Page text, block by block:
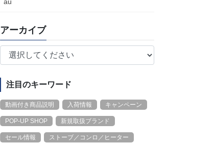
アーカイブ
注目のキーワード
動画付き商品説明 入荷情報 キャンペーン
POP-UP SHOP 新規取扱ブランド
セール情報 ストーブ／コンロ／ヒーター